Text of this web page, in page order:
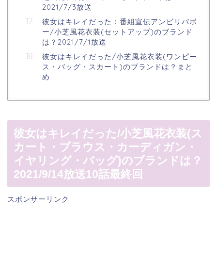
2021/7/3放送
彼女はキレイだった：番組宣伝アンビリバボ
ー/小芝風花衣装(セットアップ)のブランド
は？2021/7/1放送
彼女はキレイだった/小芝風花衣装(ワンピー
ス・バッグ・スカート)のブランドは？まと
め
彼女はキレイだった/小芝風花衣装(ス
カート・ブラウス・カーディガン・
イヤリング・バッグ)のブランドは？
2021/9/14放送10話最終回
スポンサーリンク